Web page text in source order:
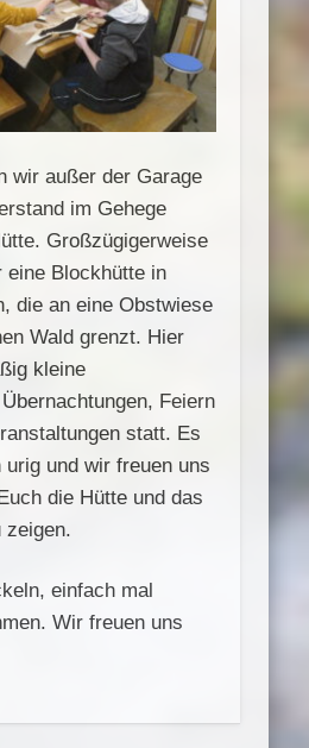
wir außer der Garage
im Gehege
Großzügigerweise
eine Blockhütte in
die an eine Obstwiese
Wald grenzt. Hier
kleine
Feiern
statt. Es
und wir freuen uns
die Hütte und das
zeigen.
einfach mal
Wir freuen uns